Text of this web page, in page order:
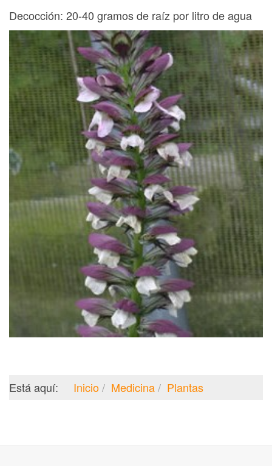
Decocción: 20-40 gramos de raíz por litro de agua
Está aquí: Inicio Medicina Plantas